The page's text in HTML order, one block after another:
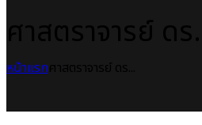
หน้าแรก